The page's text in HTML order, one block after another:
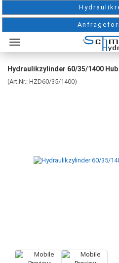
Hydraulikzylinder 60/35/1400
(Art.Nr.: HZD60/35/1400)